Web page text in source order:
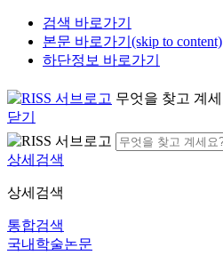
검색 바로가기
본문 바로가기(skip to content)
하단정보 바로가기
무엇을 찾고 계
닫기
상세검색
상세검색
통합검색
국내학술논문